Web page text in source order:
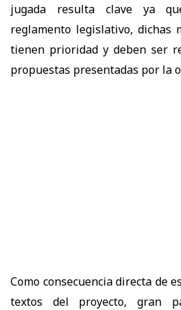
jugada resulta clave ya
reglamento legislativo, dichas
tienen prioridad y deben ser
propuestas presentadas por la
Como consecuencia directa de
textos del proyecto, gran